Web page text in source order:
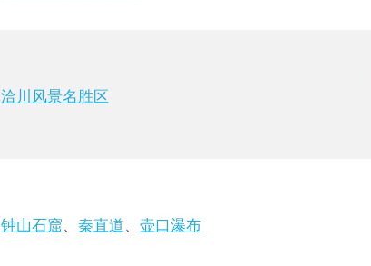
洽川风景名胜区
钟山石窟 秦直道 壶口瀑布